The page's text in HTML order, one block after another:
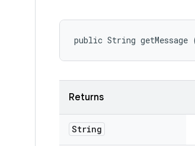
public String getMessage
Returns
String